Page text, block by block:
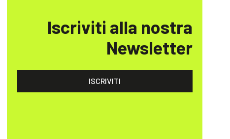
Iscriviti alla nostra
Newsletter
ISCRIVITI